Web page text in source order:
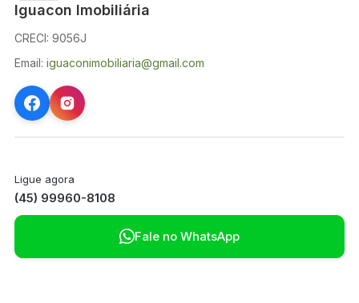
Iguacon Imobiliária
CRECI: 9056J
Email: iguaconimobiliaria@gmail.com
Ligue agora
(45) 99960-8108
Fale no WhatsApp